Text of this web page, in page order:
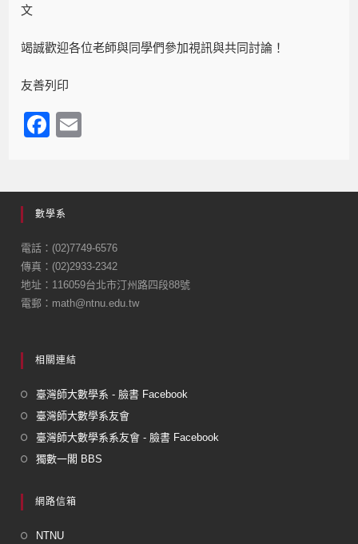
文
竭誠歡迎各位老師與同學們參加視訊與共同討論！
友善列印
F
e
b
o
o
k
數學系
電話：(02)7749-6576
傳真：(02)2933-2342
地址：116059台北市汀州路四段88號
電郵：math@ntnu.edu.tw
相關連結
臺灣師大數學系 - 臉書 Facebook
臺灣師大數學系友會
臺灣師大數學系系友會 - 臉書 Facebook
獨數一閣 BBS
網路信箱
NTNU